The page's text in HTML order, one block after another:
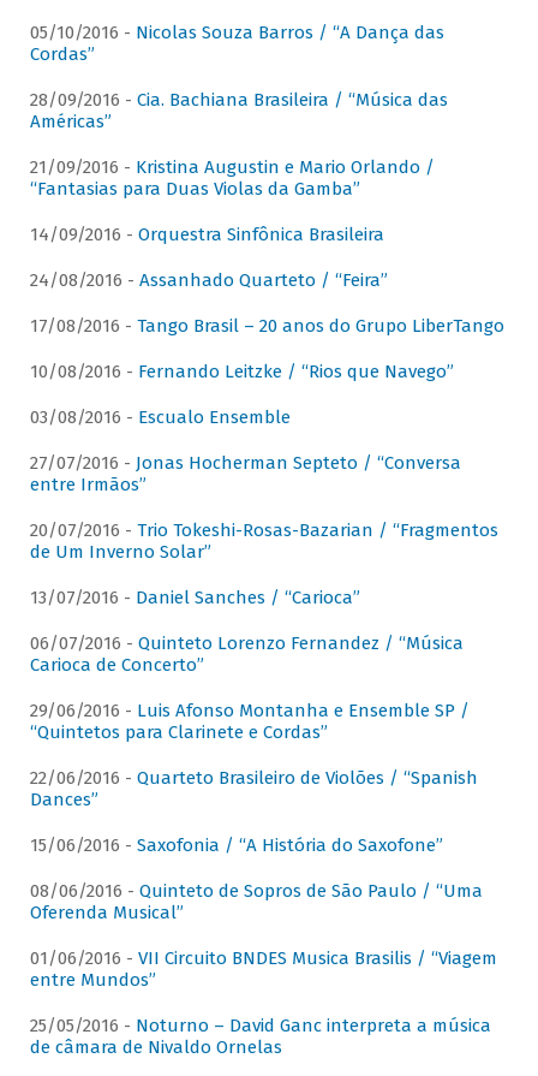
05/10/2016 - Nicolas Souza Barros / “A Dança das
Cordas”
28/09/2016 - Cia. Bachiana Brasileira / “Música das
Américas”
21/09/2016 - Kristina Augustin e Mario Orlando /
“Fantasias para Duas Violas da Gamba”
14/09/2016 - Orquestra Sinfônica Brasileira
24/08/2016 - Assanhado Quarteto / “Feira”
17/08/2016 - Tango Brasil – 20 anos do Grupo LiberTango
10/08/2016 - Fernando Leitzke / “Rios que Navego”
03/08/2016 - Escualo Ensemble
27/07/2016 - Jonas Hocherman Septeto / “Conversa
entre Irmãos”
20/07/2016 - Trio Tokeshi-Rosas-Bazarian / “Fragmentos
de Um Inverno Solar”
13/07/2016 - Daniel Sanches / “Carioca”
06/07/2016 - Quinteto Lorenzo Fernandez / “Música
Carioca de Concerto”
29/06/2016 - Luis Afonso Montanha e Ensemble SP /
“Quintetos para Clarinete e Cordas”
22/06/2016 - Quarteto Brasileiro de Violões / “Spanish
Dances”
15/06/2016 - Saxofonia / “A História do Saxofone”
08/06/2016 - Quinteto de Sopros de São Paulo / “Uma
Oferenda Musical”
01/06/2016 - VII Circuito BNDES Musica Brasilis / “Viagem
entre Mundos”
25/05/2016 - Noturno – David Ganc interpreta a música
de câmara de Nivaldo Ornelas